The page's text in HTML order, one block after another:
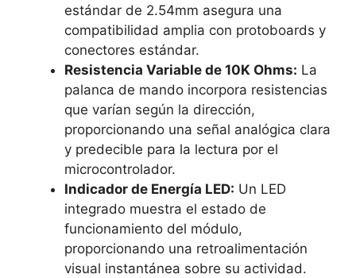
estándar de 2.54mm asegura una
compatibilidad amplia con protoboards y
conectores estándar.
Resistencia Variable de 10K Ohms: La
palanca de mando incorpora resistencias
que varían según la dirección,
proporcionando una señal analógica clara
y predecible para la lectura por el
microcontrolador.
Indicador de Energía LED: Un LED
integrado muestra el estado de
funcionamiento del módulo,
proporcionando una retroalimentación
visual instantánea sobre su actividad.